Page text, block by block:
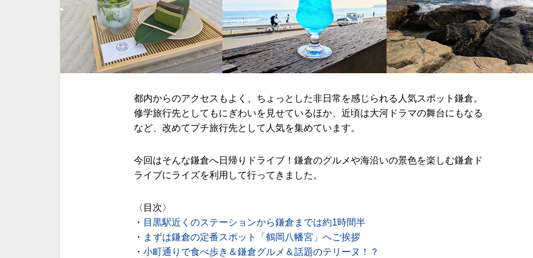
都内からのアクセスもよく、ちょっとした非日常を感じられる人気スポット鎌倉。
修学旅行先としてもにぎわいを見せているほか、近頃は大河ドラマの舞台にもなる
など、改めてプチ旅行先として人気を集めています。
今回はそんな鎌倉へ日帰りドライブ！鎌倉のグルメや海沿いの景色を楽しむ鎌倉ド
ライブにライズを利用して行ってきました。
〈目次〉
・ 目黒駅近くのステーションから鎌倉までは約1時間半
・ まずは鎌倉の定番スポット「鶴岡八幡宮」へご挨拶
・ 小町通りで食べ歩き＆鎌倉グルメ＆話題のテリーヌ！？